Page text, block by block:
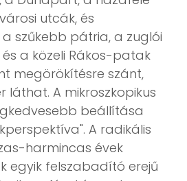
utcák, és
szűkebb pátria, a zuglói
a közeli Rákos-patak
megörökítésre szánt,
láthat. A mikroszkopikus
beállítása
A radikális
harmincas évek
egyik felszabadító erejű